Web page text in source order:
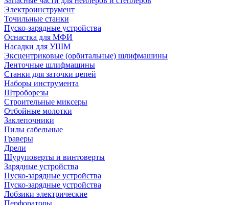
Электроинструмент
Точильные станки
Пуско-зарядные устройства
Оснастка для МФИ
Насадки для УШМ
Эксцентриковые (орбитальные) шлифмашины
Ленточные шлифмашины
Станки для заточки цепей
Наборы инструмента
Штроборезы
Строительные миксеры
Отбойные молотки
Заклепочники
Пилы сабельные
Граверы
Дрели
Шуруповерты и винтоверты
Зарядные устройства
Пуско-зарядные устройства
Пуско-зарядные устройства
Лобзики электрические
Перфораторы